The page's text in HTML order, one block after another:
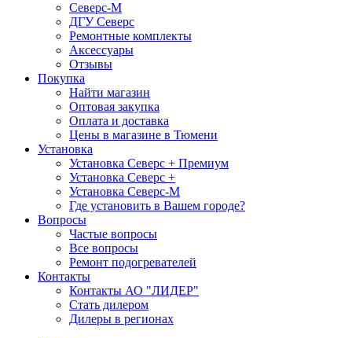
Северс-М
ДГУ Северс
Ремонтные комплекты
Аксессуары
Отзывы
Покупка
Найти магазин
Оптовая закупка
Оплата и доставка
Цены в магазине в Тюмени
Установка
Установка Северс + Премиум
Установка Северс +
Установка Северс-М
Где установить в Вашем городе?
Вопросы
Частые вопросы
Все вопросы
Ремонт подогревателей
Контакты
Контакты АО "ЛИДЕР"
Стать дилером
Дилеры в регионах